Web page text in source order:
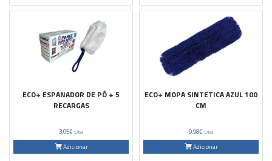
ECO+ ESPANADOR DE PÓ + 5
RECARGAS
3,05€ S/Iva
Adicionar
ECO+ MOPA SINTETICA AZUL 100
CM
9,98€ S/Iva
Adicionar